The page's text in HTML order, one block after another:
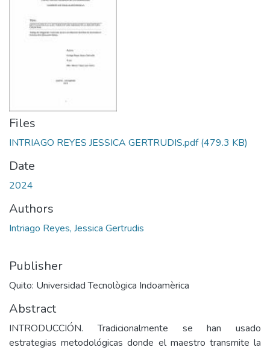
Files
INTRIAGO REYES JESSICA GERTRUDIS.pdf(479.3 KB)
Date
2024
Authors
Intriago Reyes, Jessica Gertrudis
Publisher
Quito: Universidad Tecnològica Indoamèrica
Abstract
INTRODUCCIÓN. Tradicionalmente se han usado
estrategias metodológicas donde el maestro transmite la